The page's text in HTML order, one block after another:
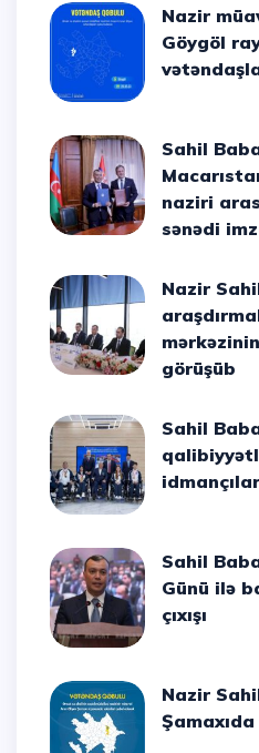
Nazir müavini Anar Əliyev
Göygöl
Sahil Babayev və
naziri
sənədi
Nazir Sahil Babayev İƏT-in
görüşüb
Sahil Babayev Vətənə
Sahil Babayevin Sahibkarlar
Günü ilə
çıxışı
Nazir Sahil Babayevin müavini